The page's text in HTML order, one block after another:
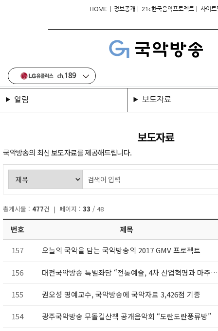
HOME | 정보공개 | 21c한국음악프로젝트 | 사이트
알림 보도자료
보도자료
국악방송의 최신 보도자료를 제공해드립니다.
총게시물 : 477건 | 페이지 :33 / 48
번호 제목
157 오늘의 국악을 담는 국악방송의 2017 GMV 프로젝트
156 대전국악방송 특별좌담 “전통예술, 4차 산업혁명과 마주하다”
155 권오성 명예교수, 국악방송에 국악자료 3,426점 기증
154 광주국악방송 무돌길산책 공개음악회 “도란도란풍류방”